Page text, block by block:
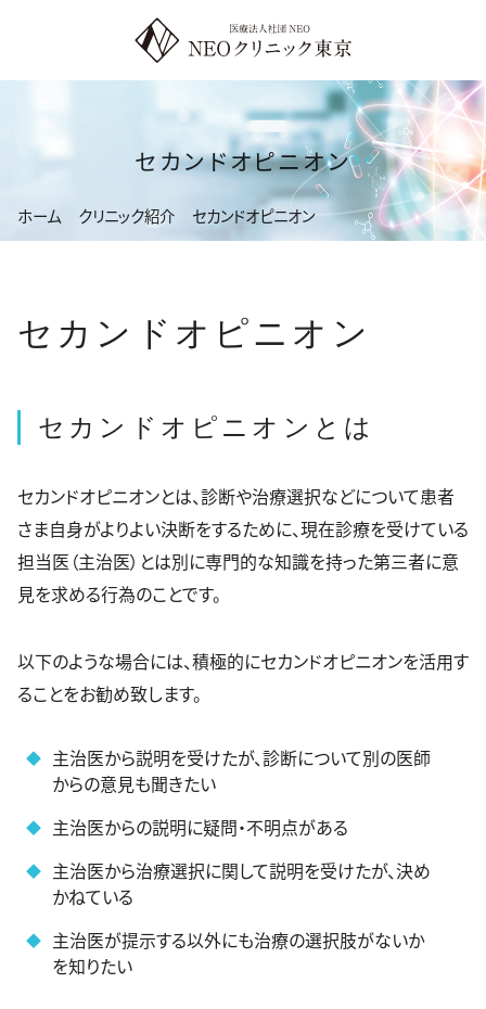
テ
キ
セカンドオピニオン
ホーム クリニック紹介 セカンドオピニオン
セカンドオピニオン
セカンドオピニオンとは
セカンドオピニオンとは、診断や治療選択などについて患者
さま自身がよりよい決断をするために、現在診療を受けている
担当医（主治医）とは別に専門的な知識を持った第三者に意
見を求める行為のことです。
以下のような場合には、積極的にセカンドオピニオンを活用す
ることをお勧め致します。
主治医から説明を受けたが、診断について別の医師
からの意見も聞きたい
主治医からの説明に疑問・不明点がある
主治医から治療選択に関して説明を受けたが、決め
かねている
主治医が提示する以外にも治療の選択肢がないか
を知りたい